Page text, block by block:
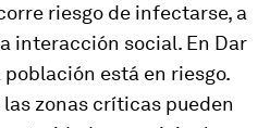
riesgo de infectarse, a
interacción social. En Dar
población está en riesgo.
zonas críticas pueden